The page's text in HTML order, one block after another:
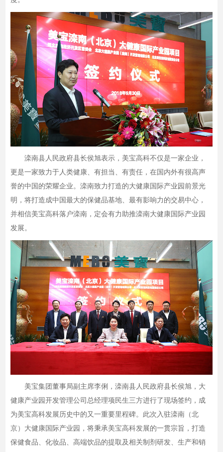
滦南县人民政府县长侯旭表示，美宝高科不仅是一家企业，
更是一家致力于人类健康、有担当、有责任，在国内外有很高声
誉的中国的荣耀企业。滦南致力打造的大健康国际产业园前景光
明，将打造成中国最大的保健品基地、最有影响力的交易中心，
并相信美宝高科落户滦南，定会有力助推滦南大健康国际产业园
发展。
美宝集团董事局副主席李俐，滦南县人民政府县长侯旭，大
健康产业园开发管理公司总经理项民生三方进行了现场签约，成
为美宝高科发展历史中的又一重要里程碑。此次入驻滦南（北
京）大健康国际产业园，将秉承美宝高科发展的一贯宗旨，打造
保健食品、化妆品、高端饮品的提取及相关制剂研发、生产和销